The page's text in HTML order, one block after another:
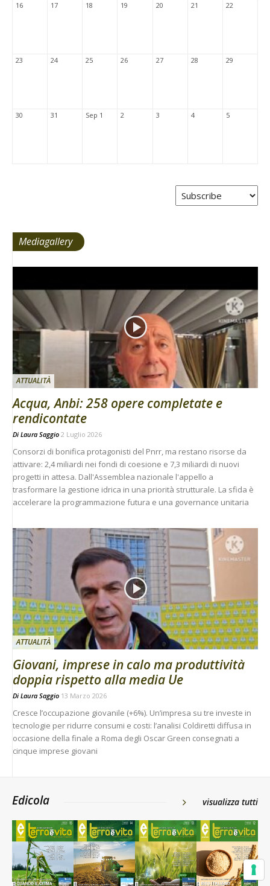
16 17 18 19 20 21 22
23 24 25 26 27 28 29
30 31 Sep 1 2 3 4 5
Mediagallery
ATTUALITÀ
Acqua, Anbi: 258 opere completate e
rendicontate
Di Laura Saggio 2 Luglio 2026
Consorzi di bonifica protagonisti del Pnrr, ma restano risorse da
attivare: 2,4 miliardi nei fondi di coesione e 7,3 miliardi di nuovi
progetti in attesa. Dall'Assemblea nazionale l'appello a
trasformare la gestione idrica in una priorità strutturale. La sfida è
accelerare la programmazione futura e una governance unitaria
ATTUALITÀ
Giovani, imprese in calo ma produttività
doppia rispetto alla media Ue
Di Laura Saggio 13 Marzo 2026
Cresce l’occupazione giovanile (+6%). Un’impresa su tre investe in
tecnologie per ridurre consumi e costi: l’analisi Coldiretti diffusa in
occasione della finale a Roma degli Oscar Green consegnati a
cinque imprese giovani
Edicola visualizza tutti